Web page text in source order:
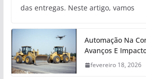
das entregas. Neste artigo, vamos
Automação Na
Avanços E
fevereiro 18, 2026